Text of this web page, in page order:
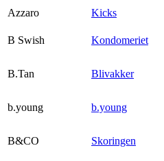
Azzaro
Kicks
B Swish
Kondomeriet
B.Tan Blivakker
b.young
b.young
B&CO Skoringen